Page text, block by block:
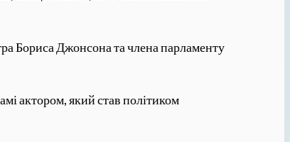
Бориса Джонсона та члена парламенту
актором, який став політиком